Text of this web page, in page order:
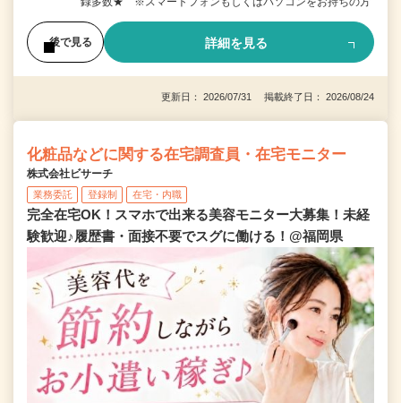
後で見る 詳細を見る
更新日： 2026/07/31 掲載終了日： 2026/08/24
化粧品などに関する在宅調査員・在宅モニター
株式会社ビサーチ
業務委託 登録制 在宅・内職
完全在宅OK！スマホで出来る美容モニター大募集！未経
験歓迎♪履歴書・面接不要でスグに働ける！@福岡県